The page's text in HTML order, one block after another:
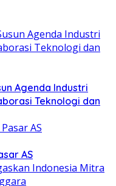
Agenda Industri
Teknologi dan
AS